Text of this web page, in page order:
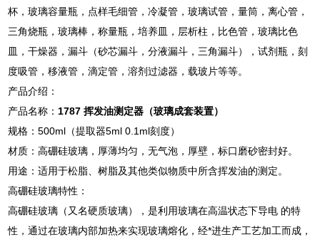
杯，玻璃容量瓶，点样毛细管，冷凝管，玻璃试管，量筒，离心管，
三角烧瓶，玻璃棒，称量瓶，培养皿，层析柱，比色管，玻璃比色
皿，干燥器，漏斗（砂芯漏斗，分液漏斗，三角漏斗），试剂瓶，刻
度吸管，移液管，滴定管，溶剂过滤器，载玻片等等。
产品介绍：
产品名称： 1787 挥发油测定器（玻璃成套装置）
规格：500ml（提取器5ml 0.1ml刻度）
材质：高硼硅玻璃，厚薄均匀，无气泡，厚壁，标口磨砂密封好。
用途：适用于松脂、树脂及其他类似物质中所含挥发油的测定。
高硼硅玻璃特性：
高硼硅玻璃（又名硬质玻璃），是利用玻璃在高温状态下导电 的特
性，通过在玻璃内部加热来实现玻璃熔化，经*进生产工艺加工而成，